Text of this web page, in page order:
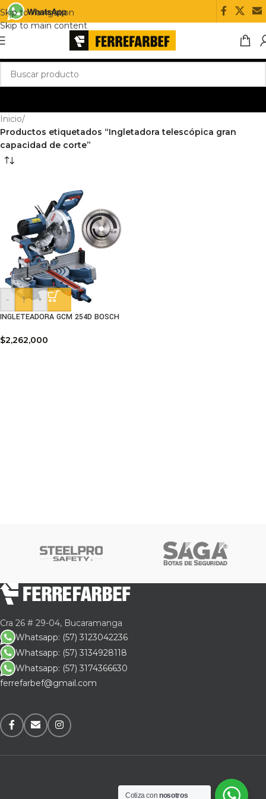
Skip to navigation
Skip to main content
Inicio/
Productos etiquetados “Ingletadora telescópica gran
capacidad de corte”
-
+
INGLETEADORA GCM 254D BOSCH
$2,262,000
Cra 26 # 29-04, Bucaramanga
Whatsapp: (57) 3123042236
Whatsapp: (57) 3134928118
Whatsapp: (57) 3174366630
ferrefarbef@gmail.com
Cotiza connosotros